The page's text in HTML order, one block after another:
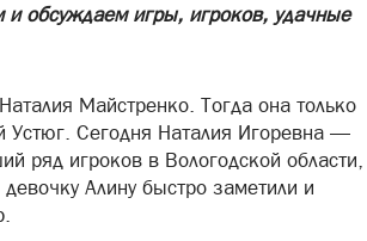
обсуждаем игры, игроков, удачные
Майстренко. Тогда она только
Устюг. Сегодня Наталия Игоревна —
ряд игроков в Вологодской области,
Алину быстро заметили и